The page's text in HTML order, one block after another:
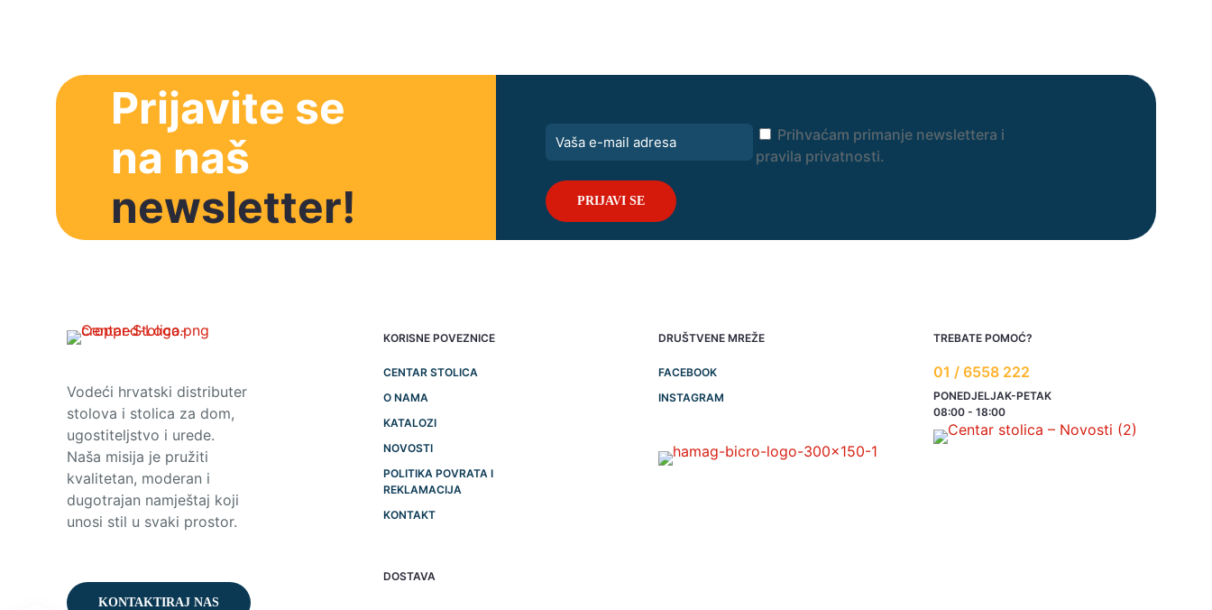
Prijavite se
na naš
newsletter!
Prihvaćam primanje newslettera i
pravila privatnosti.
Vodeći hrvatski distributer
stolova i stolica za dom,
ugostiteljstvo i urede.
Naša misija je pružiti
kvalitetan, moderan i
dugotrajan namještaj koji
unosi stil u svaki prostor.
KONTAKTIRAJ NAS
KORISNE POVEZNICE
CENTAR STOLICA
O NAMA
KATALOZI
NOVOSTI
POLITIKA POVRATA I
REKLAMACIJA
KONTAKT
DOSTAVA
DRUŠTVENE MREŽE
FACEBOOK
INSTAGRAM
TREBATE POMOĆ?
01 / 6558 222
PONEDJELJAK-PETAK
08:00 - 18:00